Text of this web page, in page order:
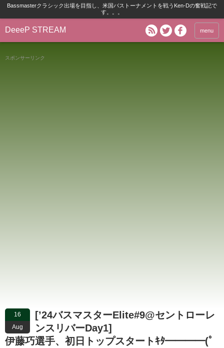
Bassmasterクラシック出場を目指し、米国バストーナメントを戦うKen-Dの奮戦記で
す。。。
DeeeP STREAM menu
スポンサーリンク
16
Aug
[’24バスマスターElite#9@セントローレ
ンスリバーDay1]
伊藤巧選手、初日トップスタートｷﾀ━━━━(ﾟ